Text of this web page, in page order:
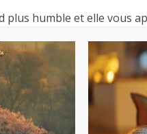
humble et elle vous